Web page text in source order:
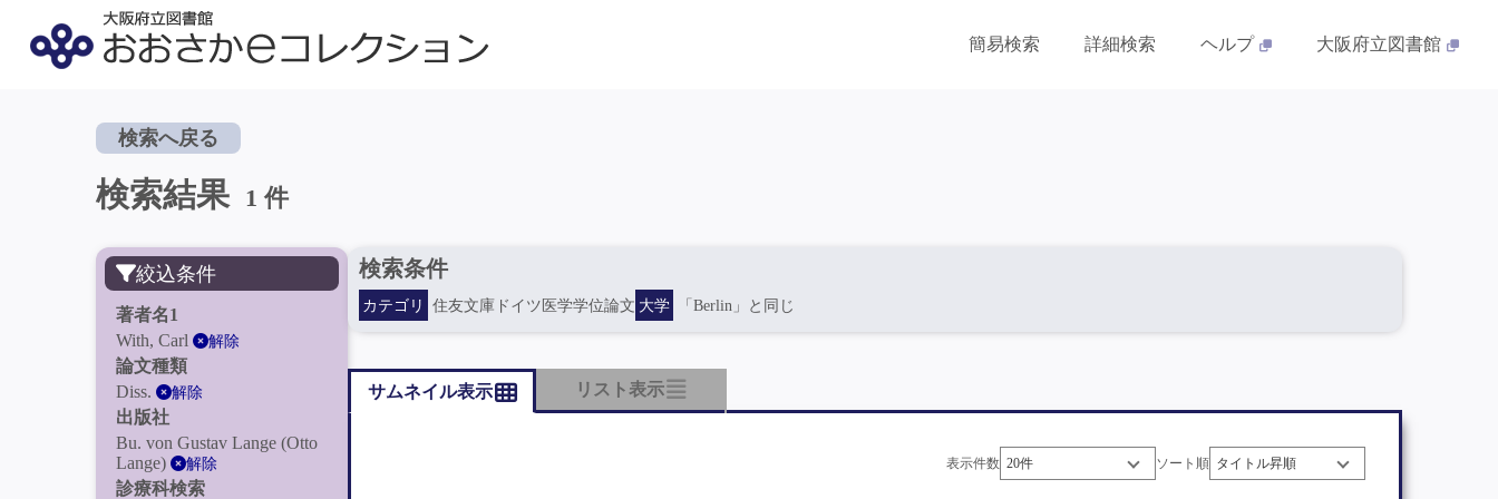
簡易検索 詳細検索 ヘルプ 大阪府立図書館
検索へ戻る
検索結果 1 件
絞込条件
著者名1
With, Carl
解除
論文種類
Diss.
解除
出版社
Bu. von Gustav Lange (Otto
Lange)
解除
診療科検索
検索条件
カテゴリ 住友文庫ドイツ医学学位論文 大学 「Berlin」と同じ
サムネイル表示 リスト表示
表示件数 ソート順